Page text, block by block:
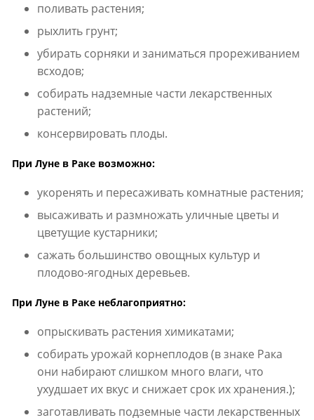
поливать растения;
рыхлить грунт;
убирать сорняки и заниматься прореживанием
всходов;
собирать надземные части лекарственных
растений;
консервировать плоды.
При Луне в Раке возможно:
укоренять и пересаживать комнатные растения;
высаживать и размножать уличные цветы и
цветущие кустарники;
сажать большинство овощных культур и
плодово-ягодных деревьев.
При Луне в Раке неблагоприятно:
опрыскивать растения химикатами;
собирать урожай корнеплодов (в знаке Рака
они набирают слишком много влаги, что
ухудшает их вкус и снижает срок их хранения.);
заготавливать подземные части лекарственных